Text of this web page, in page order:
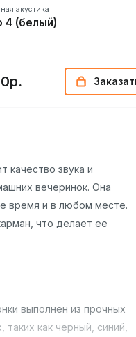
акустика
4 (белый)
качество звука и
вечеринок. Она
время и в любом месте.
что делает ее
выполнен из прочных
как черный, синий,